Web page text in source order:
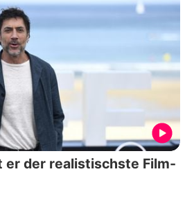
er der realistischste Film-